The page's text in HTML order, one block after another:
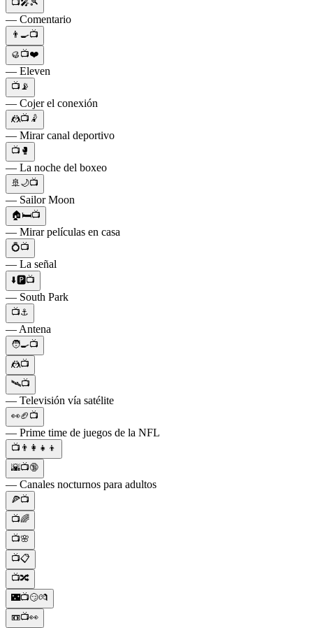
📺🎤🎾
— Comentario
👨‍🍳📺
🥮📺❤️
— Eleven
📺📡
— Cojer el conexión
🤼📺🤾
— Mirar canal deportivo
📺🥊
— La noche del boxeo
🚢🌙📺
— Sailor Moon
🏠🛏📺
— Mirar películas en casa
💍📺
— La señal
⬇️🅿️📺
— South Park
📺⚓
— Antena
🧑‍🍳📺
🤼📺
🛰️📺
— Televisión vía satélite
👀🏈📺
— Prime time de juegos de la NFL
📺👨‍👩‍👧‍👦
🌇📺🔞
— Canales nocturnos para adultos
🍕📺
📺🌈
📺🌸
📺📋
📺🔀
🌃📺😏💏
📼📺👀